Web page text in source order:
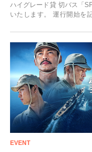
ハイグレード貸 切バス「
いたします。 運行開始を
2025年9月12日(金)より発